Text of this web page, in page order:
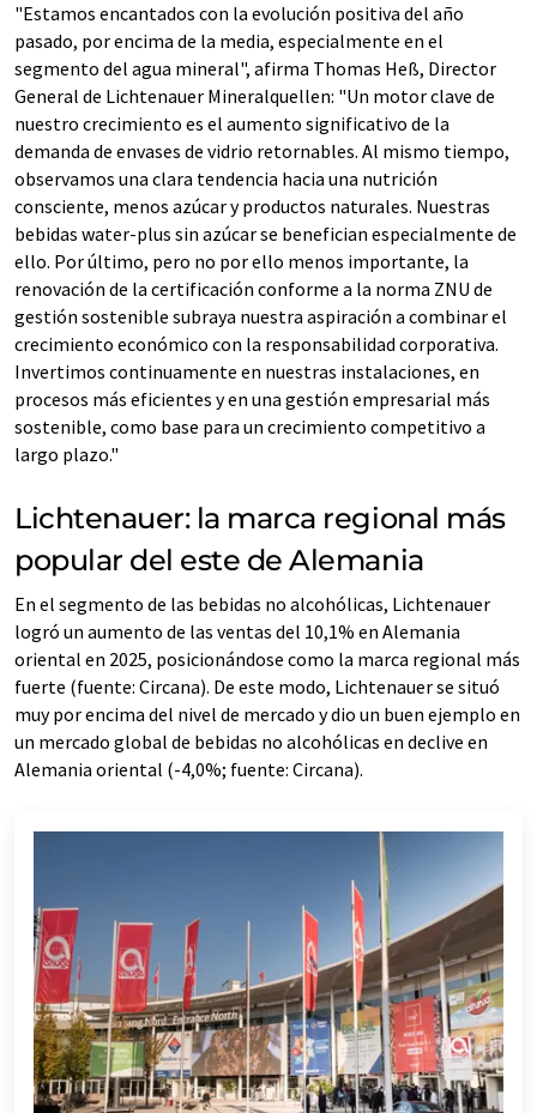
"Estamos encantados con la evolución positiva del año
pasado, por encima de la media, especialmente en el
segmento del agua mineral", afirma Thomas Heß, Director
General de Lichtenauer Mineralquellen: "Un motor clave de
nuestro crecimiento es el aumento significativo de la
demanda de envases de vidrio retornables. Al mismo tiempo,
observamos una clara tendencia hacia una nutrición
consciente, menos azúcar y productos naturales. Nuestras
bebidas water-plus sin azúcar se benefician especialmente de
ello. Por último, pero no por ello menos importante, la
renovación de la certificación conforme a la norma ZNU de
gestión sostenible subraya nuestra aspiración a combinar el
crecimiento económico con la responsabilidad corporativa.
Invertimos continuamente en nuestras instalaciones, en
procesos más eficientes y en una gestión empresarial más
sostenible, como base para un crecimiento competitivo a
largo plazo."
Lichtenauer: la marca regional más
popular del este de Alemania
En el segmento de las bebidas no alcohólicas, Lichtenauer
logró un aumento de las ventas del 10,1% en Alemania
oriental en 2025, posicionándose como la marca regional más
fuerte (fuente: Circana). De este modo, Lichtenauer se situó
muy por encima del nivel de mercado y dio un buen ejemplo en
un mercado global de bebidas no alcohólicas en declive en
Alemania oriental (-4,0%; fuente: Circana).